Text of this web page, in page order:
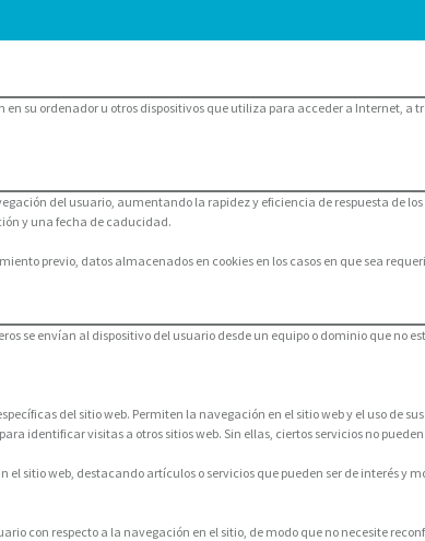
su ordenador u otros dispositivos que utiliza para acceder a Internet, a
del usuario, aumentando la rapidez y eficiencia de respuesta
y una fecha de caducidad.
previo, datos almacenados en cookies en los casos en que sea
se envían al dispositivo del usuario desde un equipo o dominio que no
del sitio web. Permiten la navegación en el sitio web y el uso de
identificar visitas a otros sitios web. Sin ellas, ciertos servicios no pueden
sitio web, destacando artículos o servicios que pueden ser de interés y
con respecto a la navegación en el sitio, de modo que no necesite